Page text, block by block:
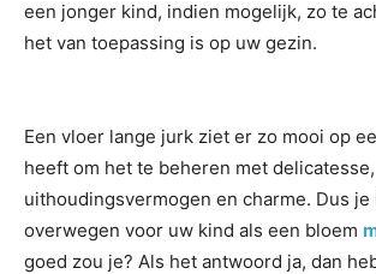
een jonger kind, indien mogelijk, zo te
het van toepassing is op uw gezin.
Een vloer lange jurk ziet er zo mooi op
heeft om het te beheren met delicatesse,
uithoudingsvermogen en charme. Dus je
overwegen voor uw kind als een bloem
goed zou je? Als het antwoord ja, dan